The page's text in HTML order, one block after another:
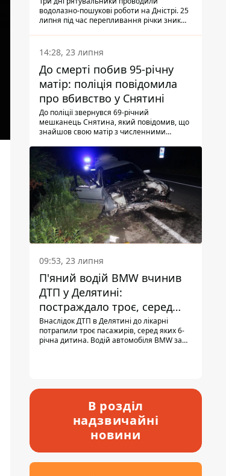
водолазно-пошукові роботи на Дністрі. 25
липня під час перепливання річки зник
виявили тіло.
14:28, 23 липня
До смерті побив 95-річну
матір: поліція повідомила
про вбивство у Снятині
До поліції звернувся 69-річний
мешканець Снятина, який повідомив, що
знайшов свою матір з численними
з'ясували правоохоронці, ці травми жінці
наніс її син.
09:53, 23 липня
П'яний водій BMW вчинив
ДТП у Делятині:
постраждало троє, серед
них - дитина
Внаслідок ДТП в Делятині до лікарні
потрапили троє пасажирів, серед яких 6-
річна дитина. Водій автомобіля BMW за
В розділ
надзвичайні
новини